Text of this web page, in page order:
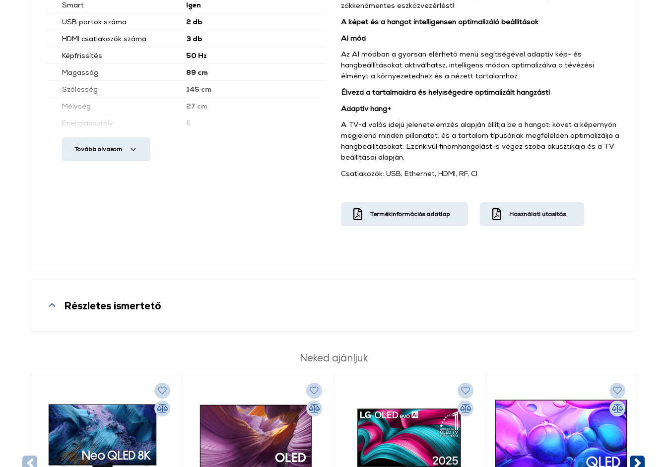
Smart
Igen
USB portok száma
2 db
HDMI csatlakozók száma
3 db
Képfrissítés
50 Hz
Magasság
89 cm
Szélesség
145 cm
Mélység
27 cm
Energiaosztály
E
Nettó súly
Tovább olvasom
zökkenőmentes eszközvezérlést!
A képet és a hangot intelligensen optimalizáló beállítások
AI mód
Az AI módban a gyorsan elérhető menü segítségével adaptív kép- és
hangbeállításokat aktiválhatsz, intelligens módon optimalizálva a tévézési
élményt a környezetedhez és a nézett tartalomhoz.
Élvezd a tartalmaidra és helyiségedre optimalizált hangzást!
Adaptív hang+
A TV-d valós idejű jelenetelemzés alapján állítja be a hangot: követ a képernyőn
megjelenő minden pillanatot, és a tartalom típusának megfelelően optimalizálja a
hangbeállításokat. Ezenkívül finomhangolást is végez szoba akusztikája és a TV
beállításai alapján.
Csatlakozók: USB, Ethernet, HDMI, RF, CI
Termékinformációs adatlap Használati utasítás
Részletes ismertető
Neked ajánljuk